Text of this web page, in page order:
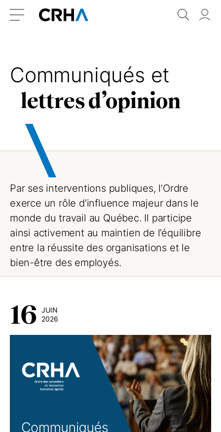
Retour
Communiqués et
lettres d’opinion
Par ses interventions publiques, l’Ordre
exerce un rôle d’influence majeur dans le
monde du travail au Québec. Il participe
ainsi activement au maintien de l’équilibre
entre la réussite des organisations et le
bien-être des employés.
16 JUIN
2026